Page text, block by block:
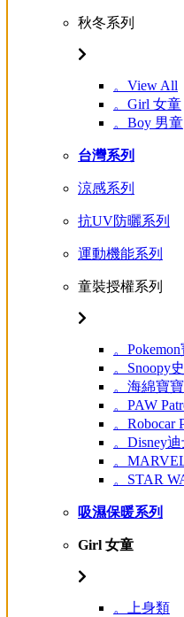
秋冬系列
。View All
。Girl 女童
。Boy 男童
台灣系列
涼感系列
抗UV防曬系列
運動機能系列
童裝授權系列
。
。Snoopy
。海綿寶寶
。PAW
。Robocar
。Disney
。
。STAR
吸濕保暖系列
Girl 女童
。上身類